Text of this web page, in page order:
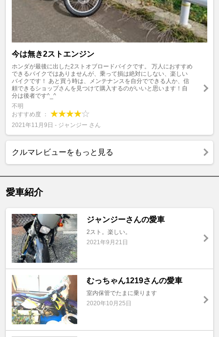
今は無き2ストエンジン
ホンダが最後に出した2ストオブロードバイクです。 万人におすすめ
できるバイクではありませんが、乗って損は絶対にしない、楽しい
バイクです！ あと買う時は、メンテナンスを自分でできる人か、信
頼できるショップさんを見つけて購入するのがいいと思います！自
分は後者です^_^
不明
おすすめ度 ：
2021年11月9日 - ジャンジー さん
クルマレビューをもっと見る
愛車紹介
ジャンジーさんの愛車
2スト。楽しい。
2021年9月21日
むっちゃん1219さんの愛車
室内保管でたまに乗ります
2020年10月25日